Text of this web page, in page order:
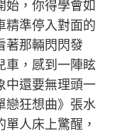
始，你得學會如
精準停入對面的
著那輛閃閃發
車，感到一陣眩
中還要無理頭一
戀狂想曲》張水
人床上驚醒，